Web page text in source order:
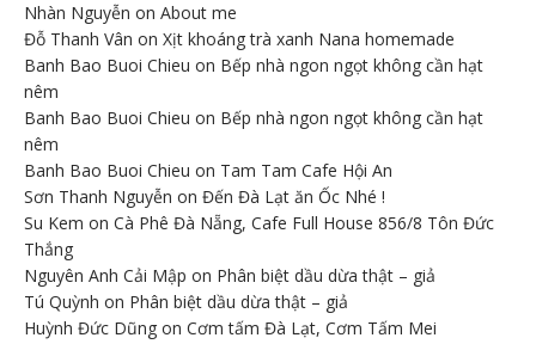
Nhàn Nguyễn on About me
Đỗ Thanh Vân on Xịt khoáng trà xanh Nana homemade
Banh Bao Buoi Chieu on Bếp nhà ngon ngọt không cần hạt
nêm
Banh Bao Buoi Chieu on Bếp nhà ngon ngọt không cần hạt
nêm
Banh Bao Buoi Chieu on Tam Tam Cafe Hội An
Sơn Thanh Nguyễn on Đến Đà Lạt ăn Ốc Nhé !
Su Kem on Cà Phê Đà Nẵng, Cafe Full House 856/8 Tôn Đức
Thắng
Nguyên Anh Cải Mập on Phân biệt dầu dừa thật – giả
Tú Quỳnh on Phân biệt dầu dừa thật – giả
Huỳnh Đức Dũng on Cơm tấm Đà Lạt, Cơm Tấm Mei